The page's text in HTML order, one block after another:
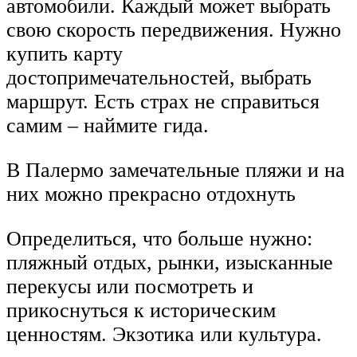
автомобили. Каждый может выбрать
свою скорость передвижения. Нужно
купить карту
достопримечательностей, выбрать
маршрут. Есть страх не справиться
самим – наймите гида.
В Палермо замечательные пляжи и на
них можно прекрасно отдохнуть
Определиться, что больше нужно:
пляжный отдых, рынки, изысканные
перекусы или посмотреть и
прикоснуться к историческим
ценностям. Экзотика или культура.